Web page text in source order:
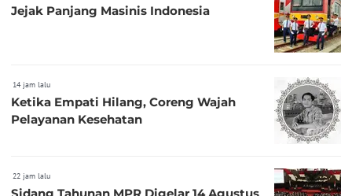
Jejak Panjang Masinis Indonesia
14 jam lalu
Ketika Empati Hilang, Coreng Wajah
Pelayanan Kesehatan
22 jam lalu